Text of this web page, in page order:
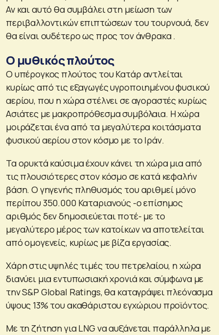
Αν και αυτό θα συμβάλει στη μείωση των
περιβαλλοντικών επιπτώσεων του τουρνουά, δεν
θα είναι ουδέτερο ως προς τον άνθρακα .
Ο μυθικός πλούτος
Ο υπέρογκος πλούτος του Κατάρ αντλείται
κυρίως από τις εξαγωγές υγροποιημένου φυσικού
αερίου, που η χώρα στέλνει σε αγοραστές κυρίως
Ασιάτες με μακροπρόθεσμα συμβόλαια. Η χώρα
μοιράζεται ένα από τα μεγαλύτερα κοιτάσματα
φυσικού αερίου στον κόσμο με το Ιράν.
Τα ορυκτά καύσιμα έχουν κάνει τη χώρα μια από
τις πλουσιότερες στον κόσμο σε κατά κεφαλήν
βάση. Ο γηγενής πληθυσμός του αριθμεί μόνο
περίπου 350.000 Καταριανούς -ο επίσημος
αριθμός δεν δημοσιεύεται ποτέ- με το
μεγαλύτερο μέρος των κατοίκων να αποτελείται
από ομογενείς, κυρίως με βίζα εργασίας.
Χάρη στις υψηλές τιμές του πετρελαίου, η χώρα
διανύει μια εντυπωσιακή χρονιά και σύμφωνα με
την S&P Global Ratings, θα καταγράψει πλεόνασμα
ύψους 13% του ακαθάριστου εγχώριου προϊόντος.
Με τη ζήτηση για LNG να αυξάνεται παράλληλα με